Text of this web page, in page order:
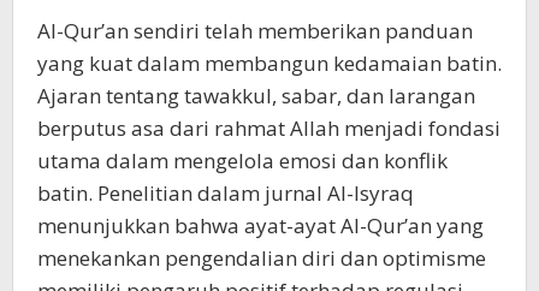
Al-Qur’an sendiri telah memberikan panduan
yang kuat dalam membangun kedamaian batin.
Ajaran tentang tawakkul, sabar, dan larangan
berputus asa dari rahmat Allah menjadi fondasi
utama dalam mengelola emosi dan konflik
batin. Penelitian dalam jurnal Al-Isyraq
menunjukkan bahwa ayat-ayat Al-Qur’an yang
menekankan pengendalian diri dan optimisme